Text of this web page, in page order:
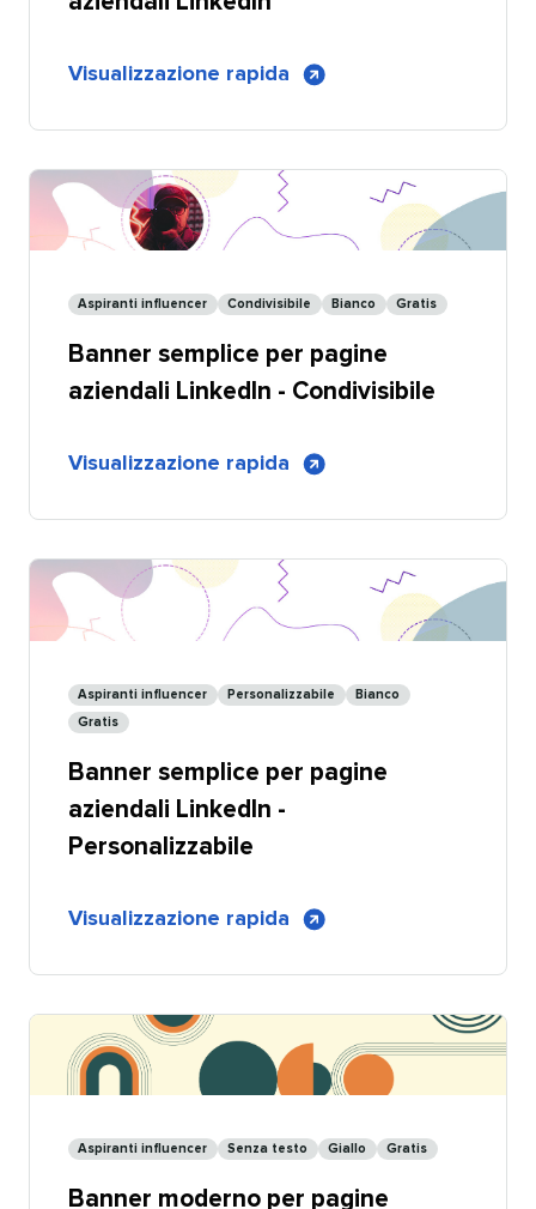
Visualizzazione rapida
di
semplice
per
pagine
aziendali
Aspiranti influencer​​ Condivisibile​​ Bianco​​ Gratis​​
Banner semplice per pagine
aziendali LinkedIn - Condivisibile​​
Visualizzazione rapida
di
semplice
per
pagine
aziendali
Condivisibile
Aspiranti influencer​​ Personalizzabile​​ Bianco​​
Gratis​​
Banner semplice per pagine
aziendali LinkedIn -
Personalizzabile​​
Visualizzazione rapida
di
semplice
per
pagine
aziendali
-
Personalizzabile
Aspiranti influencer​​ Senza testo​​ Giallo​​ Gratis​​
Banner moderno per pagine